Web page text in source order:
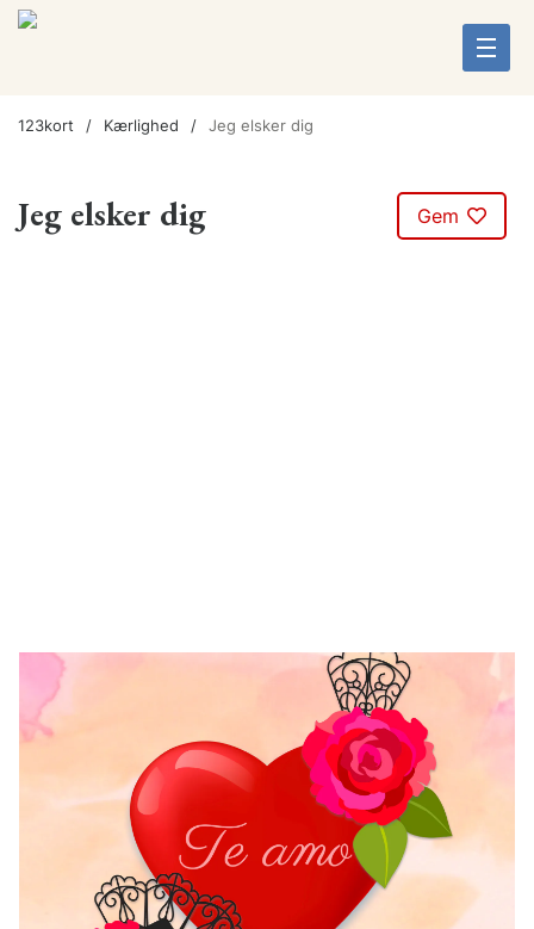
123kort Kærlighed Jeg elsker dig
Jeg elsker dig Gem